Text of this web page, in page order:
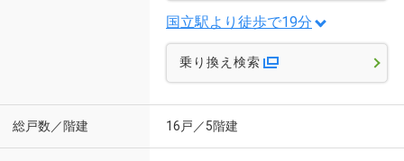
国立駅より徒歩で19分
乗り換え検索
総戸数／階建 16戸／5階建